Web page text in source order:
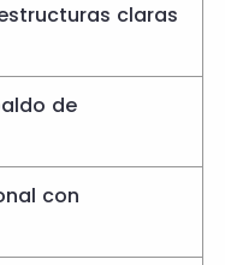
claras
de
con